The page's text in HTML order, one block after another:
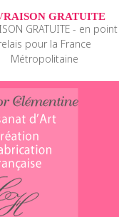
GRATUITE
GRATUITE - en point
pour la France
Métropolitaine